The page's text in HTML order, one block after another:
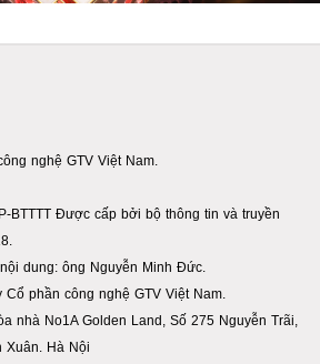
nghệ GTV Việt Nam.
BTTTT Được cấp bởi bộ thông tin và truyền
dung: ông Nguyễn Minh Đức.
phần công nghệ GTV Việt Nam.
nhà No1A Golden Land, Số 275 Nguyễn Trãi,
Xuân. Hà Nội